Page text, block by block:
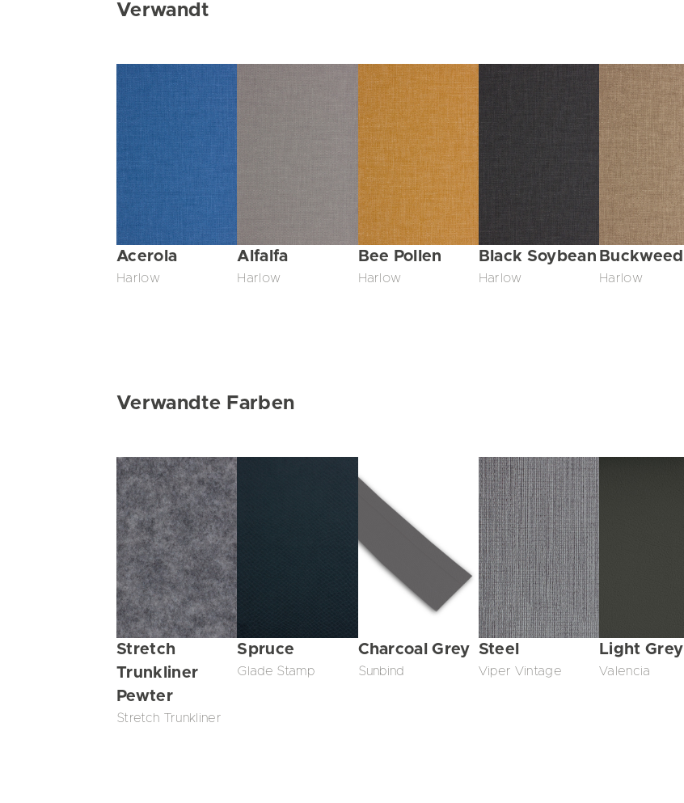
Verwandt
Acerola
Harlow
Alfalfa
Harlow
Bee Pollen
Harlow
Black Soybean
Harlow
Buckweed
Harlow
Verwandte Farben
Stretch
Trunkliner
Pewter
Stretch Trunkliner
Spruce
Glade Stamp
Charcoal Grey
Sunbind
Steel
Viper Vintage
Light Grey
Valencia